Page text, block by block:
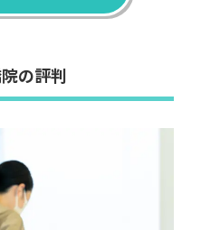
グや質問しやすい雰囲気
年の方からも高く評価さ